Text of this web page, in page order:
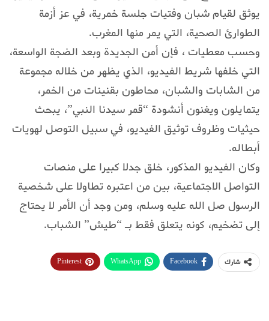
يوثق لقيام شبان وفتيات جلسة خمرية، في عز أزمة
الطوارئ الصحية، التي يمر منها المغرب.
وحسب معطيات ، فإن أمن الجديدة وبعد الضجة الواسعة،
التي خلفها شريط الفيديو، الذي يظهر من خلاله مجموعة
من الشابات والشبان، محاطون بقنينات من الخمر،
يتمايلون ويغنون أنشودة “قمر سيدنا النبي”، يبحث
حيثيات وظروف توثيق الفيديو، في سبيل التوصل لهويات
أبطاله.
وكان الفيديو المذكور، خلق جدلا كبيرا على منصات
التواصل الاجتماعية، بين من اعتبره تطاولا على شخصية
الرسول صل الله عليه وسلم، ومن وجد أن الأمر لا يحتاج
إلى تضخيم، كونه يتعلق فقط بـ “طيش” الشباب.
شارك Facebook
WhatsApp
Pinterest